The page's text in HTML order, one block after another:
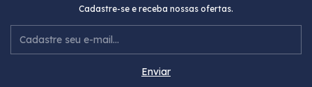
Cadastre-se e receba nossas ofertas.